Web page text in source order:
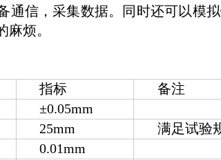
通信，采集数据。同时还可以模
烦。
指标
备注
±0.05mm
25mm
满足试验
0.01mm